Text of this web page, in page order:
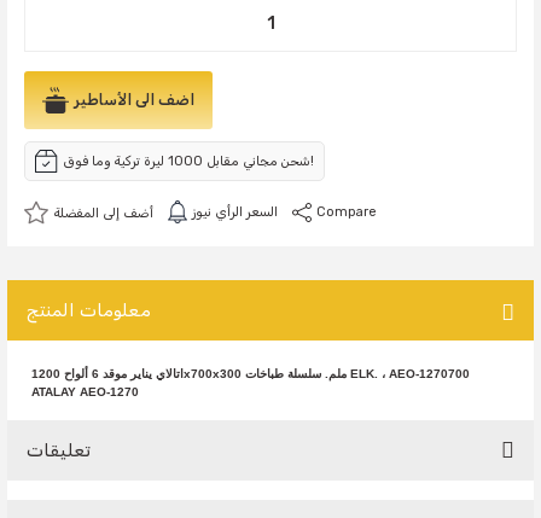
اضف الى الأساطير
شحن مجاني مقابل 1000 ليرة تركية وما فوق!
السعر الرأي نيوز Compare
معلومات المنتج
اتالاي يناير موقد 6 ألواح 1200x700x300 ملم. سلسلة طباخات ELK. ، AEO-1270700
ATALAY AEO-1270
تعليقات